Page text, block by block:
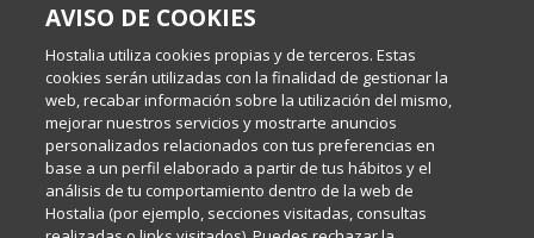
Escrito por el equipo de Comunicación de Hostalia, dirigido por
Internet y Tecnología.
Política de privacidad
Política de cookies
AVISO DE COOKIES
Hostalia utiliza cookies propias y de terceros. Estas
cookies serán utilizadas con la finalidad de gestionar la
web, recabar información sobre la utilización del mismo,
mejorar nuestros servicios y mostrarte anuncios
personalizados relacionados con tus preferencias en
base a un perfil elaborado a partir de tus hábitos y el
análisis de tu comportamiento dentro de la web de
Hostalia (por ejemplo, secciones visitadas, consultas